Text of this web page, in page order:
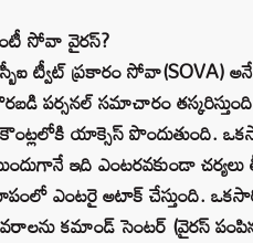
సోవా వైరస్?
ట్వీట్ ప్రకారం సోవా(SOVA)
పర్సనల్ సమాచారం
యాక్సెస్ పొందుతుంది.
ఇది ఎంటరవకుండా
ఎంటరై అటాక్ చేస్తుంది.
కమాండ్ సెంటర్ (వైరస్